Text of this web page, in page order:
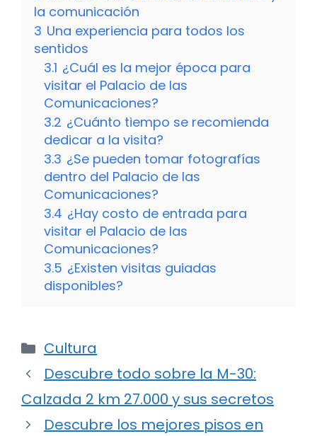
la comunicación
3 Una experiencia para todos los
sentidos
3.1 ¿Cuál es la mejor época para
visitar el Palacio de las
Comunicaciones?
3.2 ¿Cuánto tiempo se recomienda
dedicar a la visita?
3.3 ¿Se pueden tomar fotografías
dentro del Palacio de las
Comunicaciones?
3.4 ¿Hay costo de entrada para
visitar el Palacio de las
Comunicaciones?
3.5 ¿Existen visitas guiadas
disponibles?
Categorías
Cultura
Descubre todo sobre la M-30:
Calzada 2 km 27.000 y sus secretos
Descubre los mejores pisos en